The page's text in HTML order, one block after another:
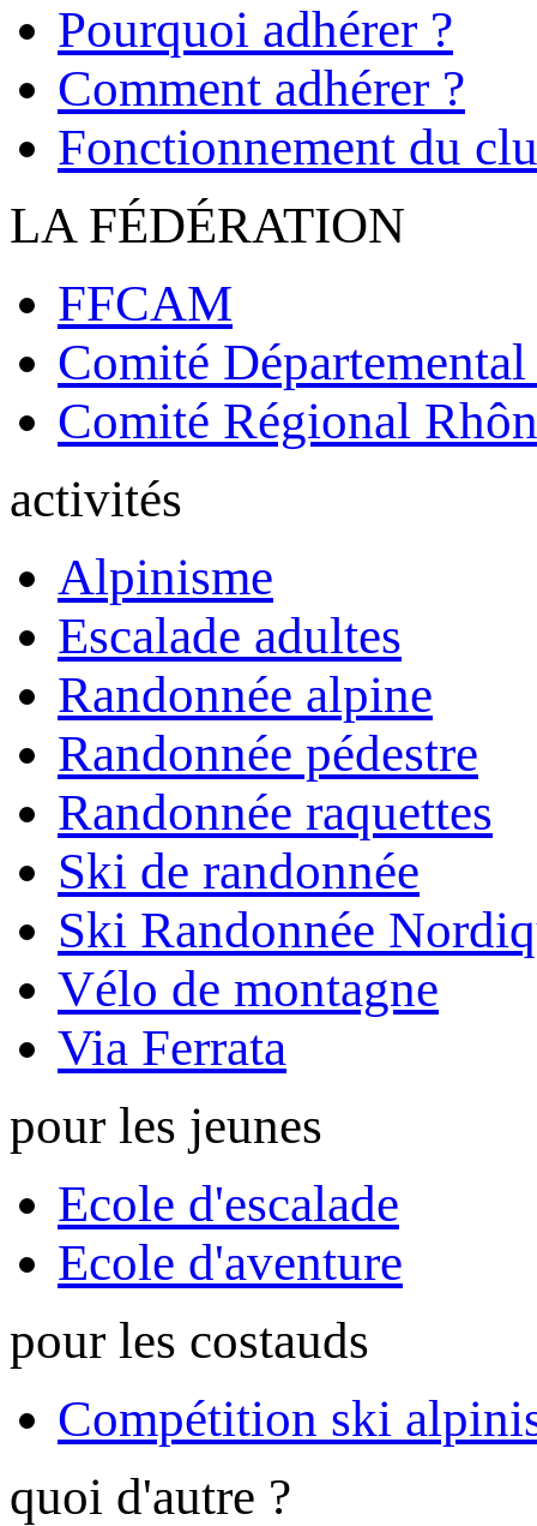
Pourquoi adhérer ?
Comment adhérer ?
Fonctionnement du
LA FÉDÉRATION
FFCAM
Comité
Comité Régional
activités
Alpinisme
Escalade adultes
Randonnée alpine
Randonnée pédestre
Randonnée raquettes
Ski de randonnée
Ski Randonnée
Vélo de montagne
Via Ferrata
pour les jeunes
Ecole d'escalade
Ecole d'aventure
pour les costauds
Compétition ski
quoi d'autre ?